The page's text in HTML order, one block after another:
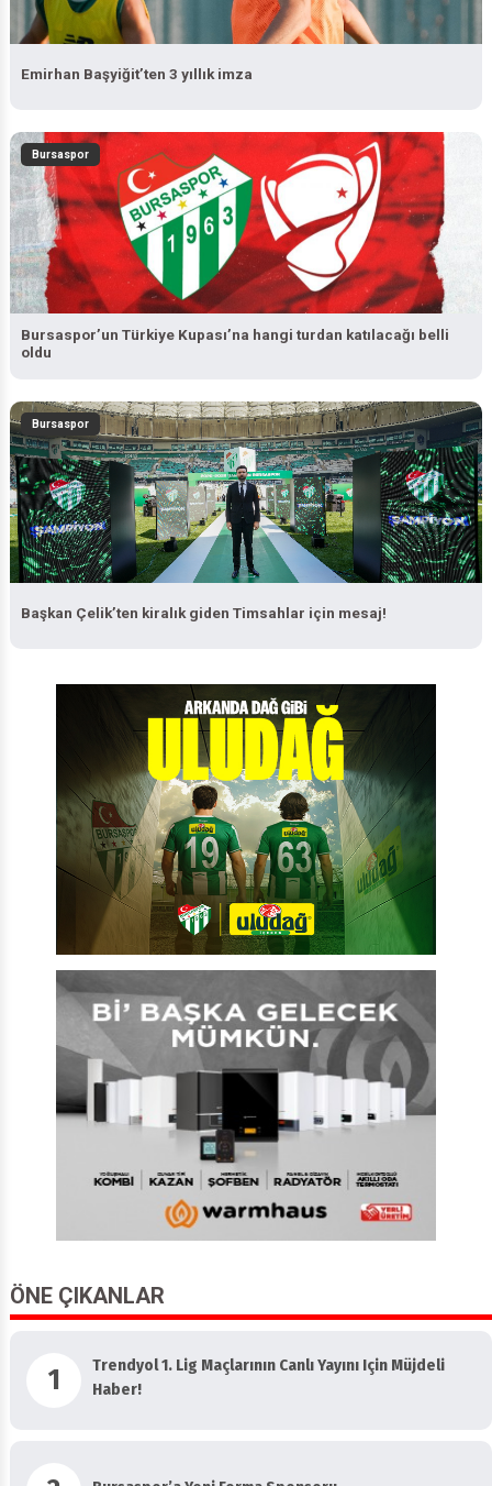
Emirhan Başyiğit’ten 3 yıllık imza
Bursaspor
Bursaspor’un Türkiye Kupası’na hangi turdan katılacağı belli
Bursaspor
Başkan Çelik’ten kiralık giden Timsahlar için mesaj!
ÖNE ÇIKANLAR
1
Trendyol 1. Lig Maçlarının Canlı Yayını Için Müjdeli